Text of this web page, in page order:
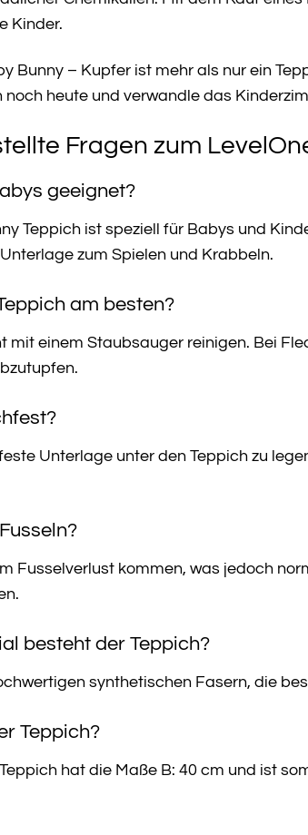
Kinder.
Bunny – Kupfer ist mehr als nur ein
heute und verwandle das
Fragen zum
geeignet?
Teppich ist speziell für Babys und
zum Spielen und Krabbeln.
am besten?
mit einem Staubsauger reinigen. Bei
Unterlage unter den Teppich zu
Fusselverlust kommen, was jedoch
besteht der Teppich?
synthetischen Fasern, die
Teppich?
hat die Maße B: 40 cm und ist